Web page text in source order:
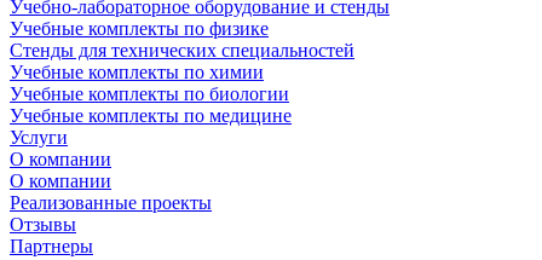
Учебно-лабораторное оборудование и стенды
Учебные комплекты по физике
Стенды для технических специальностей
Учебные комплекты по химии
Учебные комплекты по биологии
Учебные комплекты по медицине
Услуги
О компании
О компании
Реализованные проекты
Отзывы
Партнеры